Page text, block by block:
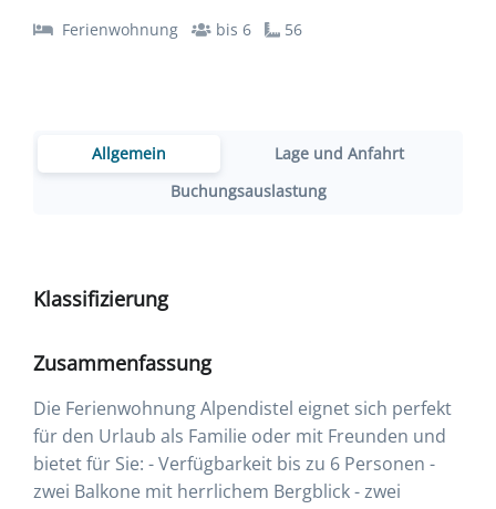
Ferienwohnung bis 6 56
Allgemein
Lage und Anfahrt
Buchungsauslastung
Klassifizierung
Zusammenfassung
Die Ferienwohnung Alpendistel eignet sich perfekt
für den Urlaub als Familie oder mit Freunden und
bietet für Sie: - Verfügbarkeit bis zu 6 Personen -
zwei Balkone mit herrlichem Bergblick - zwei